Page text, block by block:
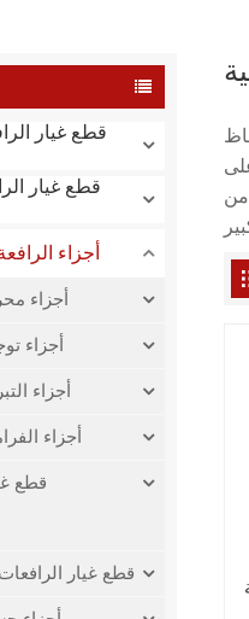
قطع غيار
قطع غيار
أجزاء
أجزاء
أجزاء
أجزاء
أجزاء
قطع
قطع غيار
من